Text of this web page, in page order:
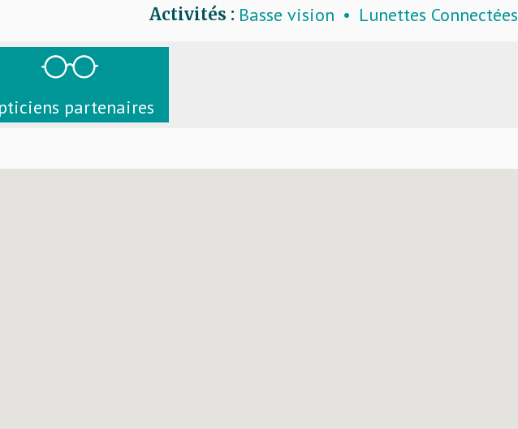
Activités : Basse vision Lunettes Connectées
partenaires